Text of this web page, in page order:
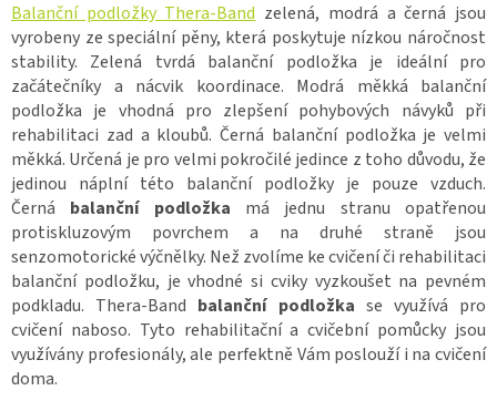
Balanční podložky Thera-Bandzelená, modrá a černá jsou
vyrobeny ze speciální pěny, která poskytuje nízkou náročnost
stability. Zelená tvrdá balanční podložka je ideální pro
začátečníky a nácvik koordinace. Modrá měkká balanční
podložka je vhodná pro zlepšení pohybových návyků při
rehabilitaci zad a kloubů. Černá balanční podložka je velmi
měkká. Určená je pro velmi pokročilé jedince z toho důvodu, že
jedinou náplní této balanční podložky je pouze vzduch.
Černá balanční podložka má jednu stranu opatřenou
protiskluzovým povrchem a na druhé straně jsou
senzomotorické výčnělky. Než zvolíme ke cvičení či rehabilitaci
balanční podložku, je vhodné si cviky vyzkoušet na pevném
podkladu. Thera-Band balanční podložka se využívá pro
cvičení naboso. Tyto rehabilitační a cvičební pomůcky jsou
využívány profesionály, ale perfektně Vám poslouží i na cvičení
doma.